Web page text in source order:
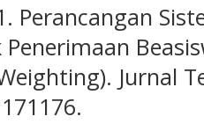
Perancangan
Jurnal